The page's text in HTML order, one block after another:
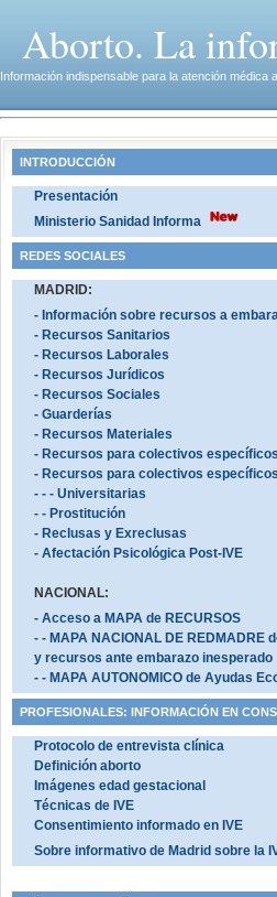
Aborto. La
Información indispensable para la atención médica
INTRODUCCIÓN
Presentación
Ministerio Sanidad Informa
REDES SOCIALES
MADRID:
- Información sobre recursos a
- Recursos Sanitarios
- Recursos Laborales
- Recursos Jurídicos
- Recursos Sociales
- Guarderías
- Recursos Materiales
- Recursos para colectivos
- Recursos para colectivos
- - - Universitarias
- - Prostitución
- Reclusas y Exreclusas
- Afectación Psicológica Post-IVE
NACIONAL:
- Acceso a MAPA de RECURSOS
- - MAPA NACIONAL DE REDMADRE
y recursos ante embarazo inesperado
- - MAPA AUTONOMICO de Ayudas
PROFESIONALES: INFORMACIÓN EN
Protocolo de entrevista clínica
Definición aborto
Imágenes edad gestacional
Técnicas de IVE
Consentimiento informado en IVE
Sobre informativo de Madrid sobre la